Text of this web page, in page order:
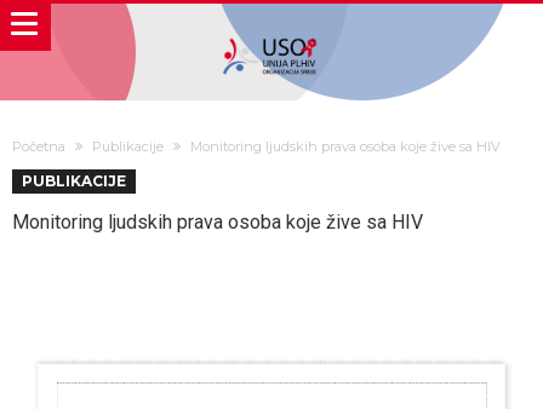
Početna Publikacije Monitoring ljudskih prava osoba koje žive sa HIV
PUBLIKACIJE
Monitoring ljudskih prava osoba koje žive sa HIV